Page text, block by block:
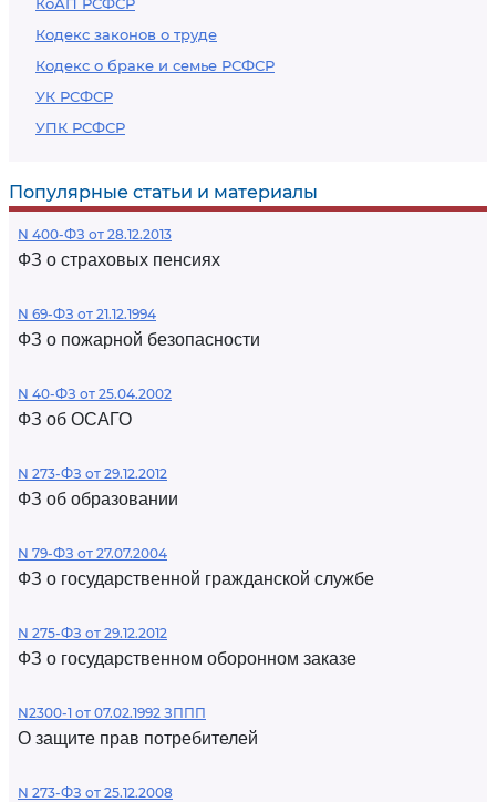
Кодекс законов о труде
Кодекс о браке и семье РСФСР
УК РСФСР
УПК РСФСР
Популярные статьи и материалы
N 400-ФЗ от 28.12.2013
ФЗ о страховых пенсиях
N 69-ФЗ от 21.12.1994
ФЗ о пожарной безопасности
N 40-ФЗ от 25.04.2002
ФЗ об ОСАГО
N 273-ФЗ от 29.12.2012
ФЗ об образовании
N 79-ФЗ от 27.07.2004
ФЗ о государственной гражданской службе
N 275-ФЗ от 29.12.2012
ФЗ о государственном оборонном заказе
N2300-1 от 07.02.1992 ЗППП
О защите прав потребителей
N 273-ФЗ от 25.12.2008